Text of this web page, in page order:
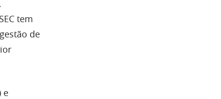
tem
de
e